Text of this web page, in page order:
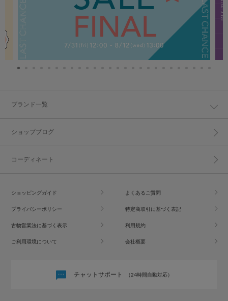
ブランド一覧
ショップブログ
コーディネート
ショッピングガイド よくあるご質問
プライバシーポリシー 特定商取引に基づく表記
古物営業法に基づく表示 利用規約
ご利用環境について 会社概要
チャットサポート （24時間自動対応）